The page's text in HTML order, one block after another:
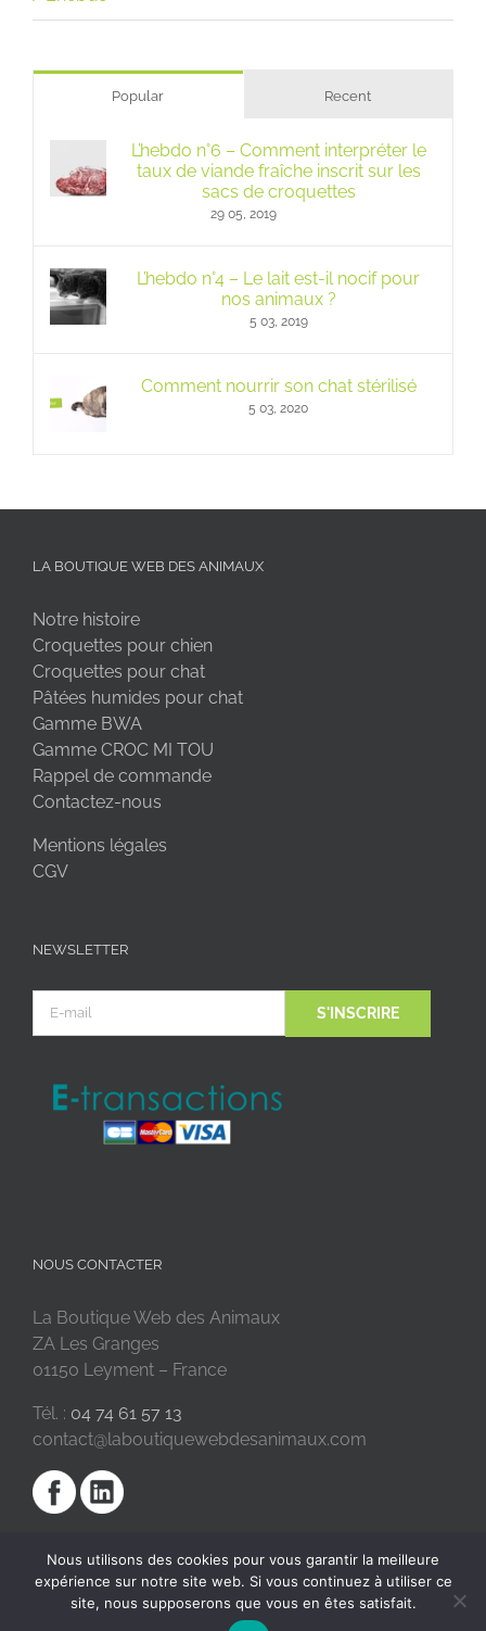
Popular Recent
L’hebdo n°6 – Comment interpréter le
taux de viande fraîche inscrit sur les
sacs de croquettes
29 05, 2019
L’hebdo n°4 – Le lait est-il nocif pour
nos animaux ?
5 03, 2019
Comment nourrir son chat stérilisé
5 03, 2020
LA BOUTIQUE WEB DES ANIMAUX
Notre histoire
Croquettes pour chien
Croquettes pour chat
Pâtées humides pour chat
Gamme BWA
Gamme CROC MI TOU
Rappel de commande
Contactez-nous
Mentions légales
CGV
NEWSLETTER
NOUS CONTACTER
La Boutique Web des Animaux
ZA Les Granges
01150 Leyment – France
Tél. : 04 74 61 57 13
contact@laboutiquewebdesanimaux.com
Nous utilisons des cookies pour vous garantir la meilleure
expérience sur notre site web. Si vous continuez à utiliser ce
site, nous supposerons que vous en êtes satisfait.